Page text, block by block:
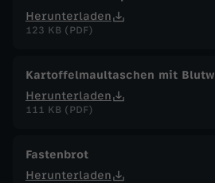
Herunterladen
123 KB (PDF)
Kartoffelmaultaschen mit
Herunterladen
111 KB (PDF)
Fastenbrot
Herunterladen